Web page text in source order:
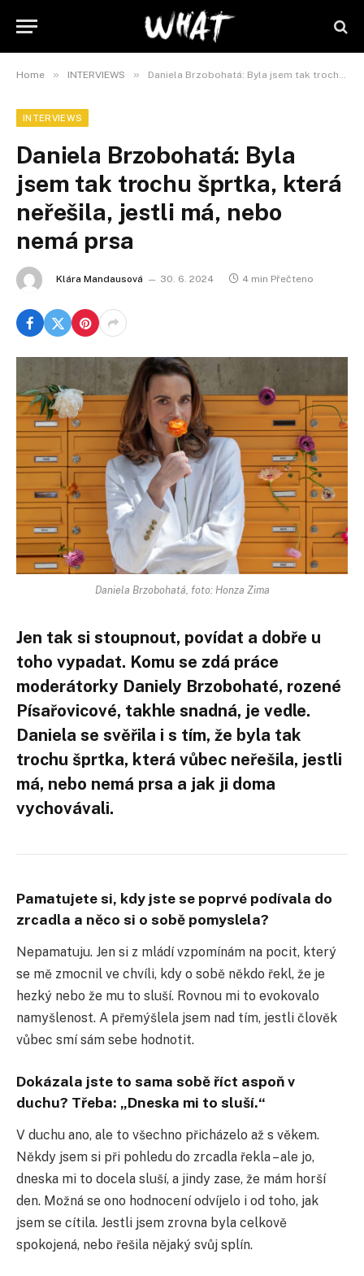
Home » INTERVIEWS » Daniela Brzobohatá: Byla jsem tak trochu šprtka, která neřešila, jestli má, nebo nemá prsa
INTERVIEWS
Daniela Brzobohatá: Byla
jsem tak trochu šprtka, která
neřešila, jestli má, nebo
nemá prsa
Klára Mandausová 30. 6. 2024 4 min Přečteno
Daniela Brzobohatá, foto: Honza Zima
Jen tak si stoupnout, povídat a dobře u
toho vypadat. Komu se zdá práce
moderátorky Daniely Brzobohaté, rozené
Písařovicové, takhle snadná, je vedle.
Daniela se svěřila i s tím, že byla tak
trochu šprtka, která vůbec neřešila, jestli
má, nebo nemá prsa a jak ji doma
vychovávali.
Pamatujete si, kdy jste se poprvé podívala do
zrcadla a něco si o sobě pomyslela?
Nepamatuju. Jen si z mládí vzpomínám na pocit, který
se mě zmocnil ve chvíli, kdy o sobě někdo řekl, že je
hezký nebo že mu to sluší. Rovnou mi to evokovalo
namyšlenost. A přemýšlela jsem nad tím, jestli člověk
vůbec smí sám sebe hodnotit.
Dokázala jste to sama sobě říct aspoň v
duchu? Třeba: „Dneska mi to sluší.“
V duchu ano, ale to všechno přicházelo až s věkem.
Někdy jsem si při pohledu do zrcadla řekla – ale jo,
dneska mi to docela sluší, a jindy zase, že mám horší
den. Možná se ono hodnocení odvíjelo i od toho, jak
jsem se cítila. Jestli jsem zrovna byla celkově
spokojená, nebo řešila nějaký svůj splín.